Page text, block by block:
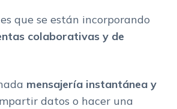
que se están incorporando
colaborativas y de
mensajería instantánea y
datos o hacer una